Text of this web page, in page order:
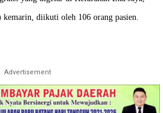
kemarin, diikuti oleh 106 orang pasien.
Advertisement